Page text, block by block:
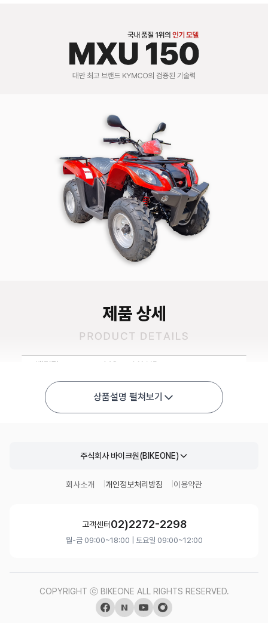
상품설명 펼쳐보기
주식회사 바이크원(BIKEONE)
회사소개 개인정보처리방침 이용약관
고객센터 02)2272-2298
월-금 09:00~18:00 | 토요일 09:00~12:00
COPYRIGHT ⓒ BIKEONE ALL RIGHTS RESERVED.